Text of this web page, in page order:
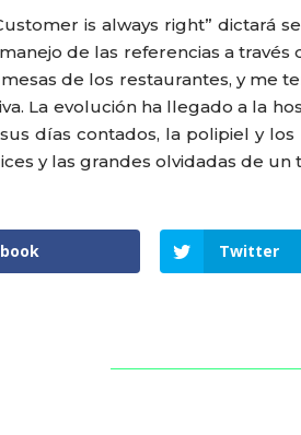
is always right” dictará
de las referencias a
de los restaurantes, y me
La evolución ha llegado a la
días contados, la polipiel y
y las grandes olvidadas de
Twitter